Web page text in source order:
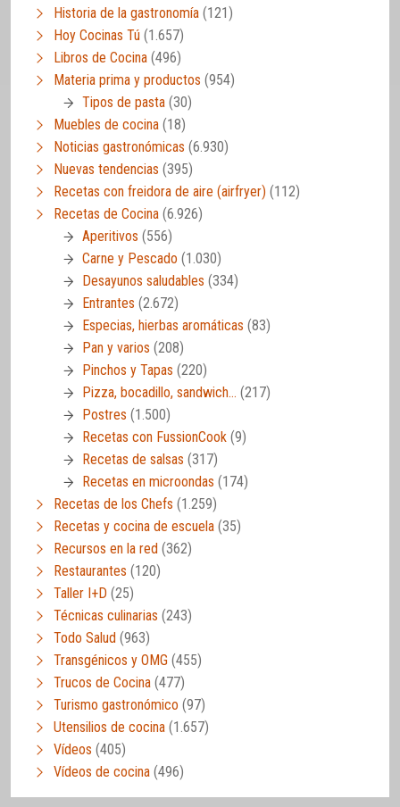
Historia de la gastronomía (121)
Hoy Cocinas Tú (1.657)
Libros de Cocina (496)
Materia prima y productos (954)
Tipos de pasta (30)
Muebles de cocina (18)
Noticias gastronómicas (6.930)
Nuevas tendencias (395)
Recetas con freidora de aire (airfryer) (112)
Recetas de Cocina (6.926)
Aperitivos (556)
Carne y Pescado (1.030)
Desayunos saludables (334)
Entrantes (2.672)
Especias, hierbas aromáticas (83)
Pan y varios (208)
Pinchos y Tapas (220)
Pizza, bocadillo, sandwich… (217)
Postres (1.500)
Recetas con FussionCook (9)
Recetas de salsas (317)
Recetas en microondas (174)
Recetas de los Chefs (1.259)
Recetas y cocina de escuela (35)
Recursos en la red (362)
Restaurantes (120)
Taller I+D (25)
Técnicas culinarias (243)
Todo Salud (963)
Transgénicos y OMG (455)
Trucos de Cocina (477)
Turismo gastronómico (97)
Utensilios de cocina (1.657)
Vídeos (405)
Vídeos de cocina (496)